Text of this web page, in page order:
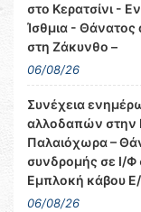
στο Κερατσίνι -
Ίσθμια - Θάνατος
στη Ζάκυνθο –
06/08/26
Συνέχεια
αλλοδαπών στην
Παλαιόχωρα –
συνδρομής σε Ι/Φ
Εμπλοκή κάβου
06/08/26